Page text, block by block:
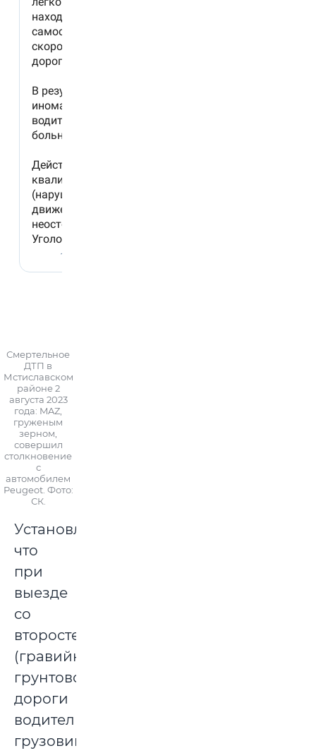
Смертельное
ДТП в
Мстиславском
районе 2
августа 2023
года: MAZ,
груженым
зерном,
совершил
столкновение
с
автомобилем
Peugeot. Фото:
СК.
Установлено,
что
при
выезде
со
второстепенной
(гравийно-
грунтовой)
дороги
водитель
грузовика